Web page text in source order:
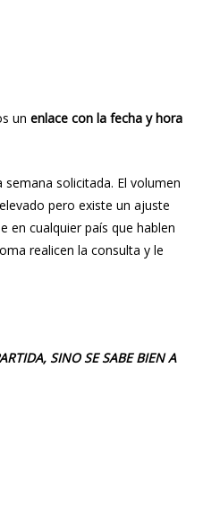
un enlace con la fecha y hora
solicitada. El volumen
pero existe un ajuste
en cualquier país que hablen
realicen la consulta y le
SINO SE SABE BIEN A